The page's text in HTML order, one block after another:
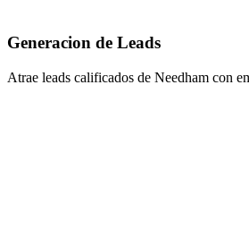
Generacion de Leads
Atrae leads calificados de Needham con